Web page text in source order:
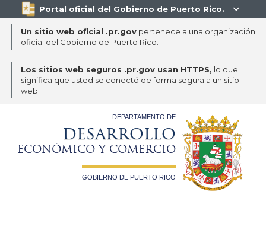
Portal oficial del Gobierno de Puerto Rico. 
Un sitio web oficial .pr.govpertenece a una organización
oficial del Gobierno de Puerto Rico.
Los sitios web seguros .pr.gov usan HTTPS, lo que
significa que usted se conectó de forma segura a un sitio
web.
DEPARTAMENTO DE
DESARROLLO
ECONÓMICO Y COMERCIO
GOBIERNO DE PUERTO RICO